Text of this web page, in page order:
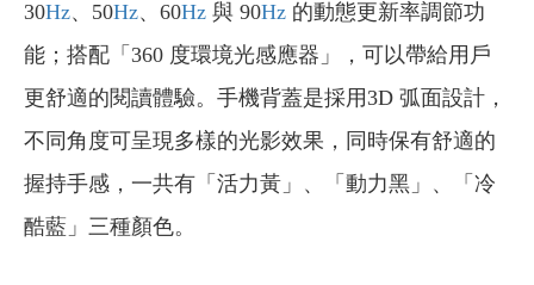
30Hz、50Hz、60Hz 與 90Hz 的動態更新率調節功
能；搭配「360 度環境光感應器」，可以帶給用戶
更舒適的閱讀體驗。手機背蓋是採用3D 弧面設計，
不同角度可呈現多樣的光影效果，同時保有舒適的
握持手感，一共有「活力黃」、「動力黑」、「冷
酷藍」三種顏色。